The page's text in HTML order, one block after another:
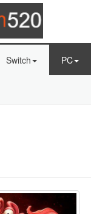
Switch PC